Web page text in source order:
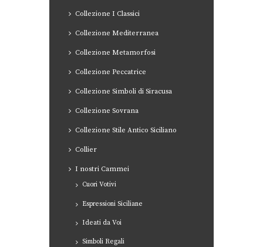
Collezione I Classici
Collezione Mediterranea
Collezione Metamorfosi
Collezione Peccatrice
Collezione Simboli di Siracusa
Collezione Sovrana
Collezione Stile Antico Siciliano
Collier
I nostri Cammei
Cuori Votivi
Espressioni Siciliane
Ideati da Voi
Simboli Regali